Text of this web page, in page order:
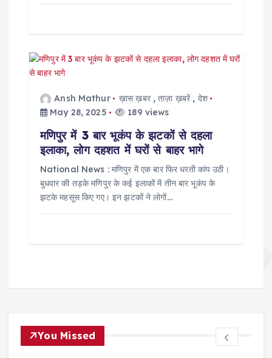
Ansh Mathur ख़ास ख़बर,ताज़ा ख़बरें , देश
May 28, 2025
189 views
मणिपुर में 3 बार भूकंप के झटकों से दहला
इलाका, लोग दहशत में घरों से बाहर भागे
National News : मणिपुर में एक बार फिर धरती कांप उठी।
बुधवार की तड़के मणिपुर के कई इलाकों में तीन बार भूकंप के
झटके महसूस किए गए। इन झटकों ने लोगों…
You Missed